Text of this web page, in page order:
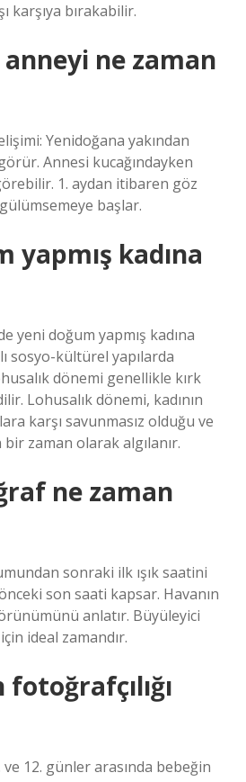
karşıya bırakabilir.
ne zaman
Yenidoğana yakından
Annesi kucağındayken
1. aydan itibaren göz
başlar.
yapmış kadına
yeni doğum yapmış kadına
sosyo-kültürel yapılarda
dönemi genellikle kırk
Lohusalık dönemi, kadının
karşı savunmasız olduğu ve
zaman olarak algılanır.
ne zaman
sonraki ilk ışık saatini
son saati kapsar. Havanın
anlatır. Büyüleyici
ideal zamandır.
12. günler arasında bebeğin